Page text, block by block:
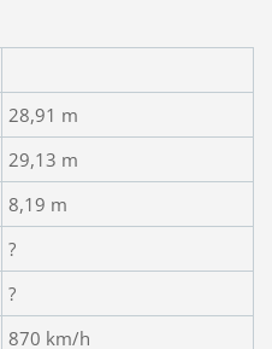
28,91 m
29,13 m
8,19 m
?
?
870 km/h